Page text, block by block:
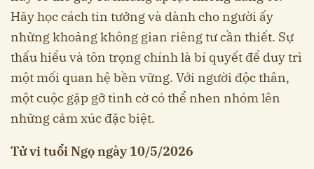
Hãy học cách tin tưởng và dành cho người ấy
những khoảng không gian riêng tư cần thiết. Sự
thấu hiểu và tôn trọng chính là bí quyết để duy trì
một mối quan hệ bền vững. Với người độc thân,
một cuộc gặp gỡ tình cờ có thể nhen nhóm lên
những cảm xúc đặc biệt.
Tử vi tuổi Ngọ ngày 10/5/2026